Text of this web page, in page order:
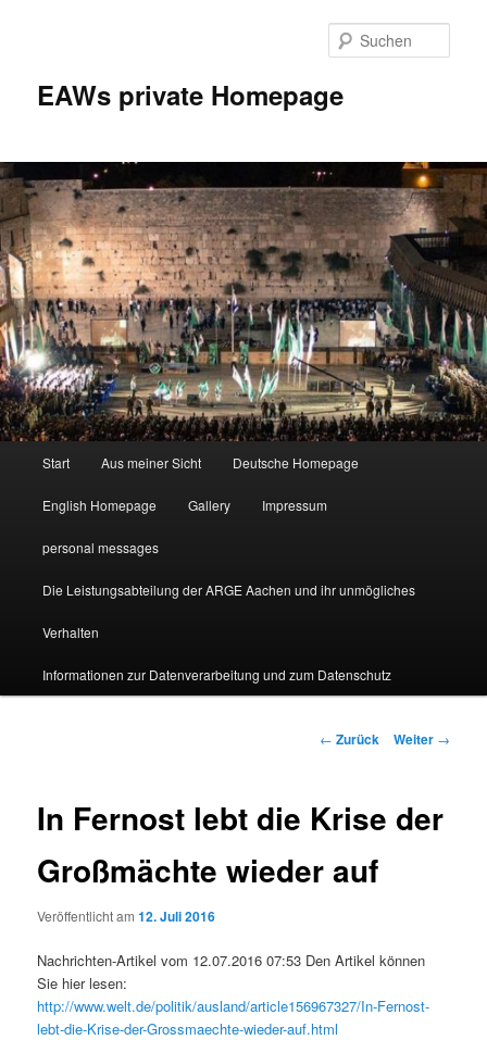
EAWs private Homepage
Start Aus meiner Sicht Deutsche Homepage
English Homepage Gallery Impressum
personal messages
Die Leistungsabteilung der ARGE Aachen und ihr unmögliches
Verhalten
Informationen zur Datenverarbeitung und zum Datenschutz
Beitragsnavigation
← Zurück Weiter →
In Fernost lebt die Krise der
Großmächte wieder auf
Veröffentlicht am12. Juli 2016
Nachrichten-Artikel vom 12.07.2016 07:53 Den Artikel können
Sie hier lesen:
http://www.welt.de/politik/ausland/article156967327/In-Fernost-
lebt-die-Krise-der-Grossmaechte-wieder-auf.html